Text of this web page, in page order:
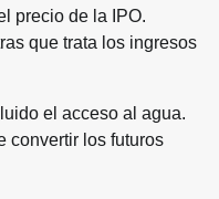
precio de la IPO.
que trata los ingresos
el acceso al agua.
convertir los futuros